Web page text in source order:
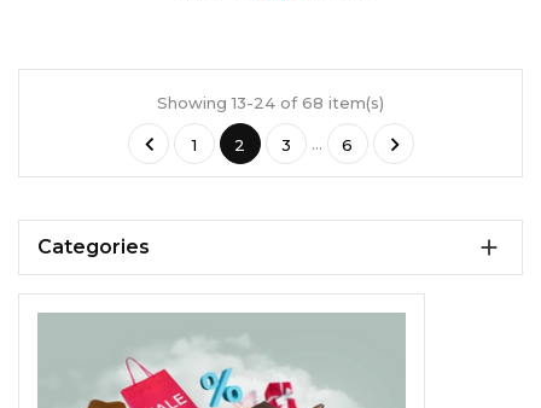
Showing 13-24 of 68 item(s)
 1 2 3 … 6 
Categories 